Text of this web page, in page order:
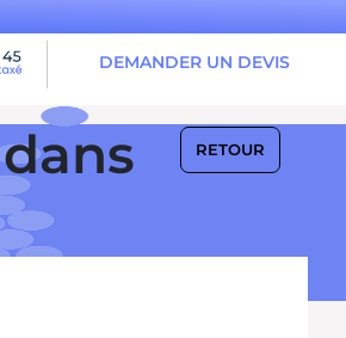
DEMANDER UN DEVIS
RETOUR